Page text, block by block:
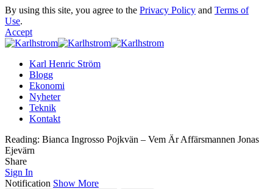
By using this site, you agree to the Privacy Policy and Terms of
Use.
Accept
Karl Henric Ström
Blogg
Ekonomi
Nyheter
Teknik
Kontakt
Reading: Bianca Ingrosso Pojkvän – Vem Är Affärsmannen Jonas
Ejevärn
Share
Sign In
Notification Show More